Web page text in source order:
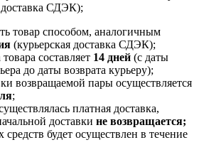
доставка СДЭК);
товар способом, аналогичным
(курьерская доставка СДЭК);
составляет 14 дней (с даты
до даты возврата курьеру);
возвращаемой пары осуществляется
;
платная доставка,
доставки не возвращается;
будет осуществлен в течение